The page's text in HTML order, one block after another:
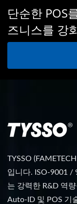
단순한 POS
즈니스를 강
TYSSO
입니다. ISO-9001 /
는 강력한 R&D 역
Auto-ID 및 POS 기